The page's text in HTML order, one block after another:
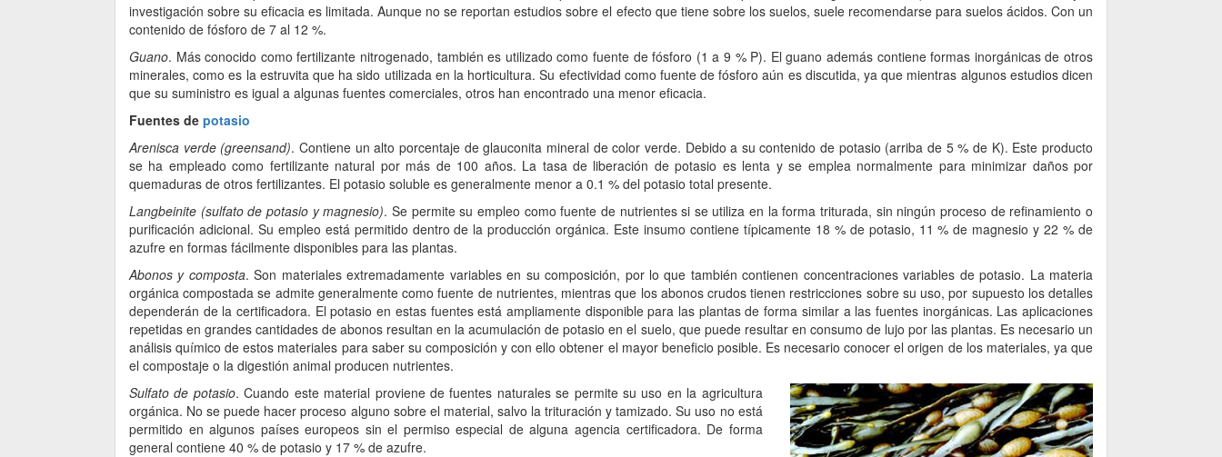
investigación sobre su eficacia es limitada. Aunque no se reportan estudios sobre el efecto que tiene sobre los suelos, suele recomendarse para suelos ácidos. Con un
contenido de fósforo de 7 al 12 %.
Guano. Más conocido como fertilizante nitrogenado, también es utilizado como fuente de fósforo (1 a 9 % P). El guano además contiene formas inorgánicas de otros
minerales, como es la estruvita que ha sido utilizada en la horticultura. Su efectividad como fuente de fósforo aún es discutida, ya que mientras algunos estudios dicen
que su suministro es igual a algunas fuentes comerciales, otros han encontrado una menor eficacia.
Fuentes de potasio
Arenisca verde (greensand). Contiene un alto porcentaje de glauconita mineral de color verde. Debido a su contenido de potasio (arriba de 5 % de K). Este producto
se ha empleado como fertilizante natural por más de 100 años. La tasa de liberación de potasio es lenta y se emplea normalmente para minimizar daños por
quemaduras de otros fertilizantes. El potasio soluble es generalmente menor a 0.1 % del potasio total presente.
Langbeinite (sulfato de potasio y magnesio). Se permite su empleo como fuente de nutrientes si se utiliza en la forma triturada, sin ningún proceso de refinamiento o
purificación adicional. Su empleo está permitido dentro de la producción orgánica. Este insumo contiene típicamente 18 % de potasio, 11 % de magnesio y 22 % de
azufre en formas fácilmente disponibles para las plantas.
Abonos y composta. Son materiales extremadamente variables en su composición, por lo que también contienen concentraciones variables de potasio. La materia
orgánica compostada se admite generalmente como fuente de nutrientes, mientras que los abonos crudos tienen restricciones sobre su uso, por supuesto los detalles
dependerán de la certificadora. El potasio en estas fuentes está ampliamente disponible para las plantas de forma similar a las fuentes inorgánicas. Las aplicaciones
repetidas en grandes cantidades de abonos resultan en la acumulación de potasio en el suelo, que puede resultar en consumo de lujo por las plantas. Es necesario un
análisis químico de estos materiales para saber su composición y con ello obtener el mayor beneficio posible. Es necesario conocer el origen de los materiales, ya que
el compostaje o la digestión animal producen nutrientes.
Sulfato de potasio. Cuando este material proviene de fuentes naturales se permite su uso en la agricultura
orgánica. No se puede hacer proceso alguno sobre el material, salvo la trituración y tamizado. Su uso no está
permitido en algunos países europeos sin el permiso especial de alguna agencia certificadora. De forma
general contiene 40 % de potasio y 17 % de azufre.